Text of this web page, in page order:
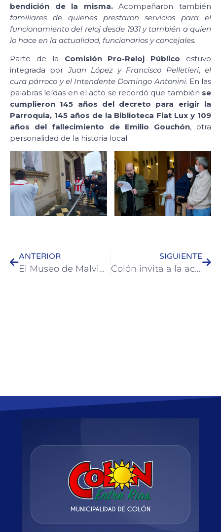
bendición de la misma.Acompañaron también
familiares de quienes prestaron servicios para el
funcionamiento del reloj desde 1931 y también a quien
lo hace en la actualidad, funcionarios y concejales.
Parte de la Comisión Pro-Reloj Público estuvo
integrada porJuan López y Francisco Pelletieri,el
cura párroco y el Intendente Domingo Antonini. En las
palabras leídas en el acto se recordó que también se
cumplieron 145 años del decreto para erigir la
Parroquia, 145 años de la Biblioteca Fiat Lux y 109
años del fallecimiento de Emilio Gouchón, otra
personalidad de la historia local.
ANTERIOR
El Museo de Malvinas “Zona Darwin” de Colón celebró los 10 años de su fundación
SIGUIENTE
Colón invita a la actividad de “Astroturismo” en la terraza de Turismo y a caminatas saludables